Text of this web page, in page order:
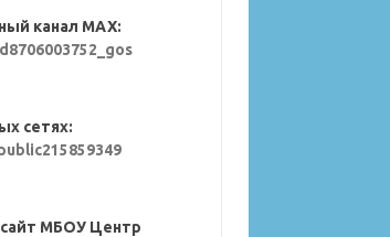
канал MAX:
сетях:
МБОУ Центр